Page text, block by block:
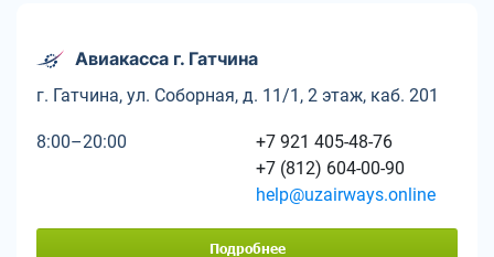
Авиакасса г. Гатчина
г. Гатчина, ул. Соборная, д. 11/1, 2 этаж, каб. 201
8:00–20:00
+7 921 405-48-76
+7 (812) 604-00-90
help@uzairways.online
Подробнее